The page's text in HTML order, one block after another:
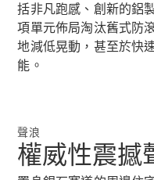
A-Class
Hatchback
轎跑車
All Coupés
括非凡跑感、創新的鋁
項單元佈局淘汰舊式防
地減低晃動，甚至於快
能。
聲浪
權威性震撼